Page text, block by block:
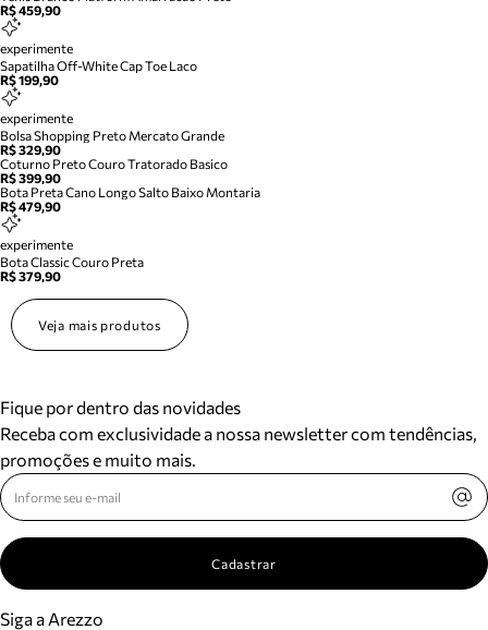
R$ 459,90
experimente
Sapatilha Off-White Cap Toe Laco
R$ 199,90
experimente
Bolsa Shopping Preto Mercato Grande
R$ 329,90
Coturno Preto Couro Tratorado Basico
R$ 399,90
Bota Preta Cano Longo Salto Baixo Montaria
R$ 479,90
experimente
Bota Classic Couro Preta
R$ 379,90
Veja mais produtos
Fique por dentro das novidades
Receba com exclusividade a nossa newsletter com tendências,
promoções e muito mais.
Cadastrar
Siga a Arezzo